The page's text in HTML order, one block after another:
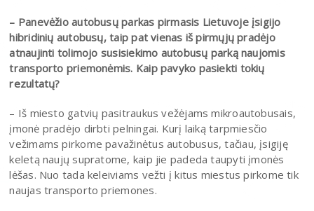
– Panevėžio autobusų parkas pirmasis Lietuvoje įsigijo
hibridinių autobusų, taip pat vienas iš pirmųjų pradėjo
atnaujinti tolimojo susisiekimo autobusų parką naujomis
transporto priemonėmis. Kaip pavyko pasiekti tokių
rezultatų?
– Iš miesto gatvių pasitraukus vežėjams mikroautobusais,
įmonė pradėjo dirbti pelningai. Kurį laiką tarpmiesčio
vežimams pirkome pavažinėtus autobusus, tačiau, įsigiję
keletą naujų supratome, kaip jie padeda taupyti įmonės
lėšas. Nuo tada keleiviams vežti į kitus miestus pirkome tik
naujas transporto priemones.